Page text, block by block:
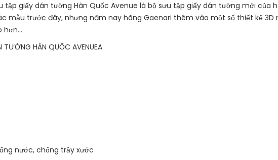
tập giấy dán tường Hàn Quốc Avenue là bộ sưu tập giấy dán tường mới
mẫu trước đây, nhưng năm nay hãng Gaenari thêm vào một số thiết kế
hơn...
HÀN QUỐC AVENUEA
nước, chống trầy xước